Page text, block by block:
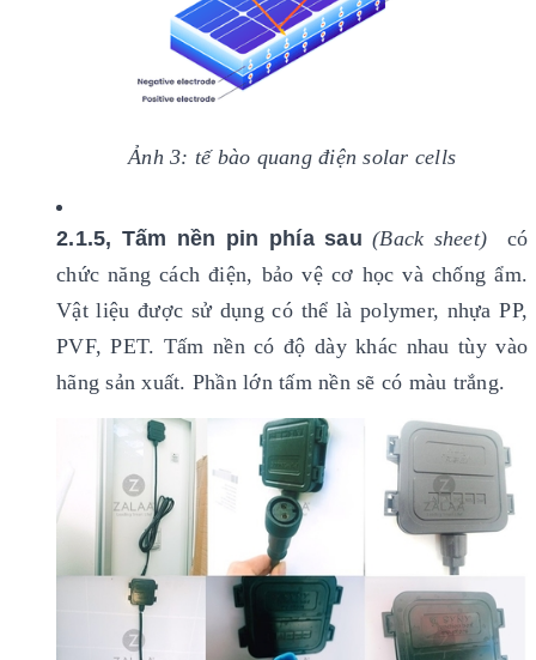
Ảnh 3: tế bào quang điện solar cells
2.1.5, Tấm nền pin phía sau (Back sheet)
có
chức năng cách điện, bảo vệ cơ học và chống ẩm.
Vật liệu được sử dụng có thể là polymer, nhựa PP,
PVF, PET. Tấm nền có độ dày khác nhau tùy vào
hãng sản xuất. Phần lớn tấm nền sẽ có màu trắng.